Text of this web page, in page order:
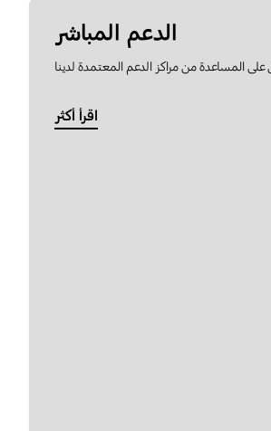
الدعم المباشر
المساعدة من مراكز الدعم المعتمدة لدينا
اقرأ أكثر